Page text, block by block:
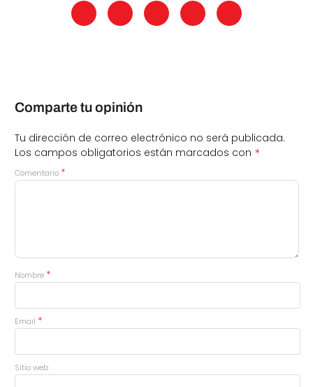
Comparte tu opinión
Tu dirección de correo electrónico no será publicada.
Los campos obligatorios están marcados con *
Comentario *
Nombre *
Email *
Sitio web